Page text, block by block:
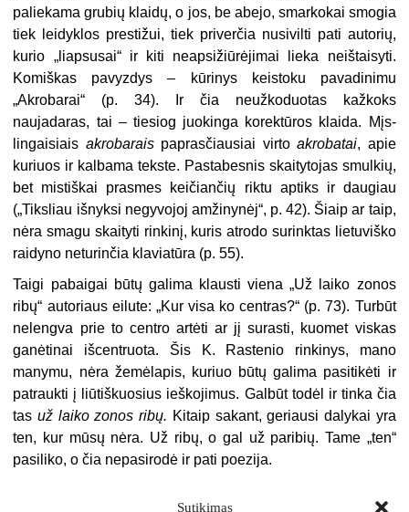
Sutikimas
paliekama grubių klaidų, o jos, be abejo, smar­kokai smogia
tiek leidyklos prestižui, tiek priverčia nusivilti pati autorių,
kurio „liapsusai“ ir kiti neapsižiūrėji­mai lieka neištaisyti.
Komiškas pa­vyzdys – kūrinys keistoku pavadinimu
„Akrobarai“ (p. 34). Ir čia neužko­duotas kažkoks
naujadaras, tai – tie­siog juokinga korektūros klaida. Mįs­
lingaisiais akrobaraispaprasčiausiai virtoakrobatai, apie
kuriuos ir kalba­ma tekste. Pastabesnis skaitytojas smulkių,
bet mistiškai prasmes kei­čiančių riktu aptiks ir daugiau
(„Tiks­liau išnyksi negyvojoj amžinynėj“, p. 42). Šiaip ar taip,
nėra smagu skaityti rinkinį, kuris atrodo surink­tas lietuviško
raidyno neturinčia kla­viatūra (p. 55).
Taigi pabaigai būtų galima klausti viena „Už laiko zonos
ribų“ autoriaus eilute: „Kur visa ko centras?“ (p. 73). Turbūt
nelengva prie to centro artėti ar jį surasti, kuomet viskas
ganėtinai išcentruota. Šis K. Rastenio rinkinys, mano
manymu, nėra žemėlapis, ku­riuo būtų galima pasitikėti ir
patraukti į liūtiškuosius ieškojimus. Galbūt todėl ir tinka čia
tas už laiko zonos ribų. Kitaip sakant, geriausi dalykai yra
ten, kur mūsų nėra. Už ribų, o gal už paribių. Tame „ten“
pasiliko, o čia nepasirodė ir pati poezija.